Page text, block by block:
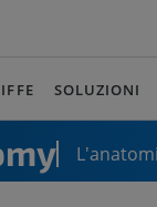
SOLUZIONI